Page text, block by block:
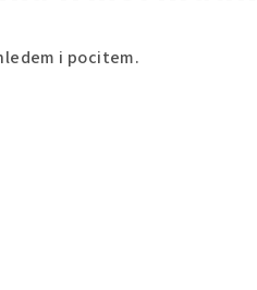
i pocitem.